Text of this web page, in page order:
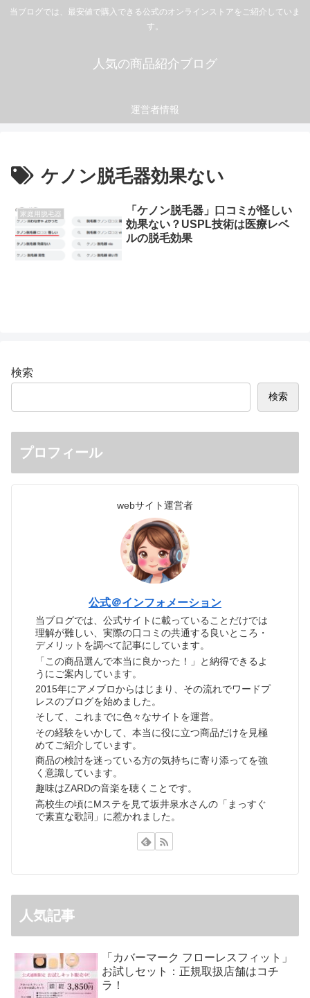
当ブログでは、最安値で購入できる公式のオンラインストアをご紹介していま
す。
人気の商品紹介ブログ
運営者情報
ケノン脱毛器効果ない
家庭用脱毛器
「ケノン脱毛器」口コミが怪しい
効果ない？USPL技術は医療レベ
ルの脱毛効果
検索
検索
プロフィール
webサイト運営者
公式＠インフォメーション
当ブログでは、公式サイトに載っていることだけでは
理解が難しい、実際の口コミの共通する良いところ・
デメリットを調べて記事にしています。
「この商品選んで本当に良かった！」と納得できるよ
うにご案内しています。
2015年にアメブロからはじまり、その流れでワードプ
レスのブログを始めました。
そして、これまでに色々なサイトを運営。
その経験をいかして、本当に役に立つ商品だけを見極
めてご紹介しています。
商品の検討を迷っている方の気持ちに寄り添ってを強
く意識しています。
趣味はZARDの音楽を聴くことです。
高校生の頃にMステを見て坂井泉水さんの「まっすぐ
で素直な歌詞」に惹かれました。
人気記事
「カバーマーク フローレスフィット」
お試しセット：正規取扱店舗はコチ
ラ！